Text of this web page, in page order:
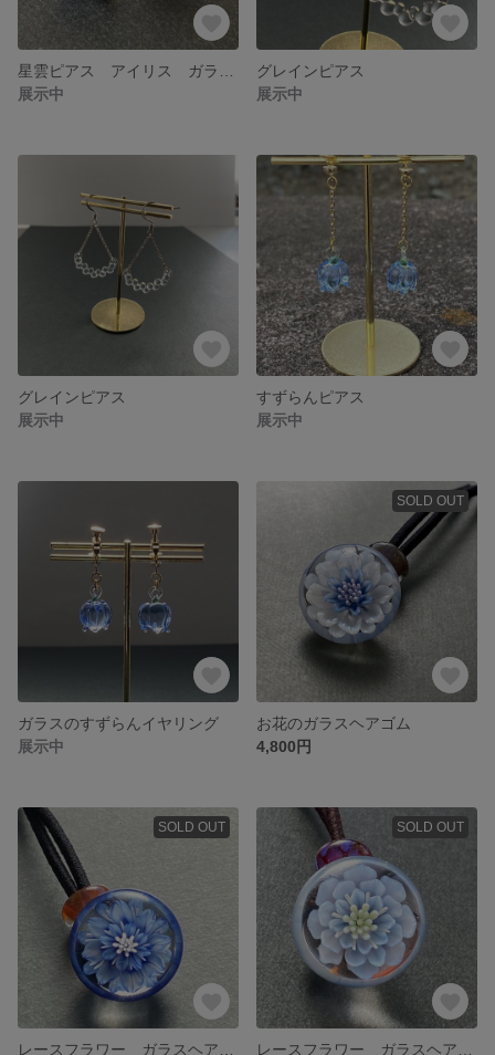
展示中
グレインピアス
展示中
グレインピアス
展示中
すずらんピアス
展示中
ガラスのすずらんイヤリング
展示中
SOLD OUT
お花のガラスヘアゴム
4,800円
SOLD OUT SOLD OUT